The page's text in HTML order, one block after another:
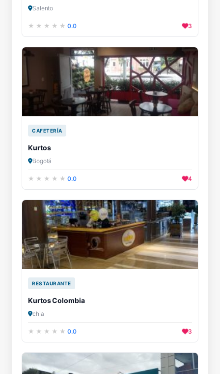
Salento
0.0 3
CAFETERÍA
Kurtos
Bogotá
0.0 4
RESTAURANTE
Kurtos Colombia
chia
0.0 3